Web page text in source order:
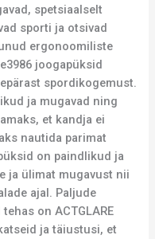
spetsiaalselt
sporti ja otsivad
ergonoomiliste
joogapüksid
spordikogemust.
ja mugavad ning
et kandja ei
nautida parimat
on paindlikud ja
ja ülimat mugavust nii
ajal. Paljude
on ACTGLARE
ja täiustusi, et